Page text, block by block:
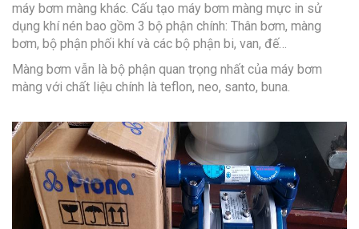
máy bơm màng khác. Cấu tạo máy bơm màng mực in sử
dụng khí nén bao gồm 3 bộ phận chính: Thân bơm, màng
bơm, bộ phận phối khí và các bộ phận bi, van, đế…
Màng bơm vẫn là bộ phận quan trọng nhất của máy bơm
màng với chất liệu chính là teflon, neo, santo, buna.